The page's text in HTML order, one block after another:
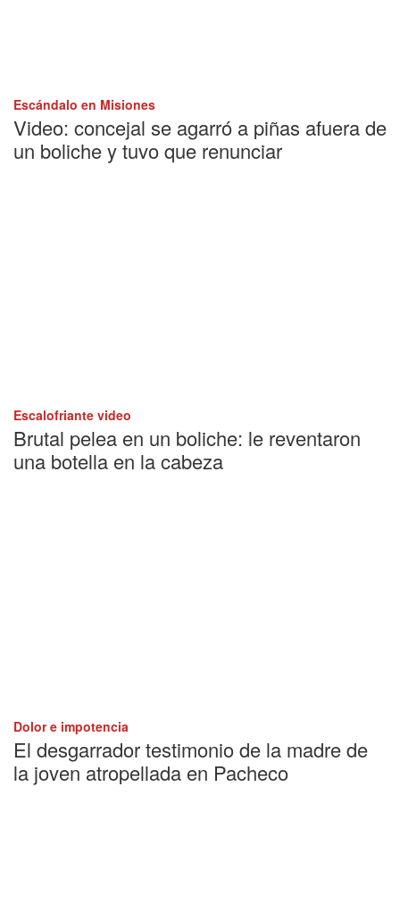
Escándalo en Misiones
Video: concejal se agarró a piñas afuera de
un boliche y tuvo que renunciar
Escalofriante video
Brutal pelea en un boliche: le reventaron
una botella en la cabeza
Dolor e impotencia
El desgarrador testimonio de la madre de
la joven atropellada en Pacheco